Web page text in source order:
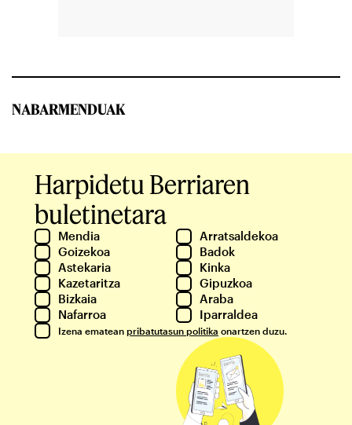
NABARMENDUAK
Harpidetu Berriaren
buletinetara
Mendia
Arratsaldekoa
Goizekoa
Badok
Astekaria
Kinka
Kazetaritza
Gipuzkoa
Bizkaia
Araba
Nafarroa
Iparraldea
Izena ematean pribatutasun politika onartzen duzu.